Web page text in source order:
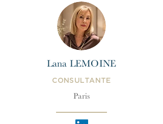
Lana LEMOINE
CONSULTANTE
Paris